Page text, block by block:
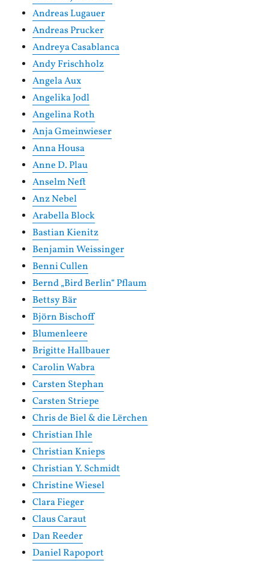
Andreas Lugauer
Andreas Prucker
Andreya Casablanca
Andy Frischholz
Angela Aux
Angelika Jodl
Angelina Roth
Anja Gmeinwieser
Anna Housa
Anne D. Plau
Anselm Neft
Anz Nebel
Arabella Block
Bastian Kienitz
Benjamin Weissinger
Benni Cullen
Bernd „Bird Berlin“ Pflaum
Bettsy Bär
Björn Bischoff
Blumenleere
Brigitte Hallbauer
Carolin Wabra
Carsten Stephan
Carsten Striepe
Chris de Biel & die Lërchen
Christian Ihle
Christian Knieps
Christian Y. Schmidt
Christine Wiesel
Clara Fieger
Claus Caraut
Dan Reeder
Daniel Rapoport